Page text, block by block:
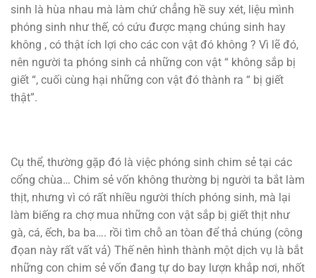
sinh là hùa nhau mà làm chứ chẳng hề suy xét, liệu mình
phóng sinh như thế, có cứu được mạng chúng sinh hay
không , có thật ích lợi cho các con vật đó không ? Vì lẽ đó,
nên người ta phóng sinh cả những con vật “ không sắp bị
giết “, cuối cùng hại những con vật đó thành ra “ bị giết
thật”.
Cụ thể, thường gặp đó là việc phóng sinh chim sẻ tại các
cổng chùa… Chim sẻ vốn không thường bị người ta bắt làm
thịt, nhưng vì có rất nhiều người thích phóng sinh, mà lại
làm biếng ra chợ mua những con vật sắp bị giết thịt như
gà, cá, ếch, ba ba…. rồi tìm chỗ an tòan để thả chúng (công
đọan này rất vất vả) Thế nên hình thành một dịch vụ là bắt
những con chim sẻ vốn đang tự do bay lượn khắp nơi, nhốt